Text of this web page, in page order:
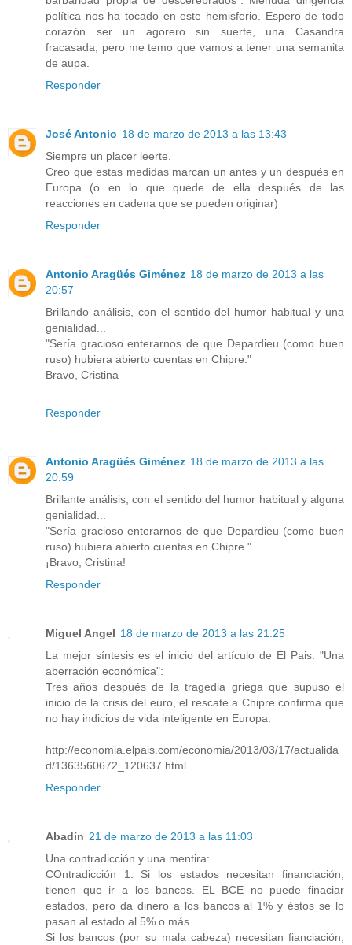
política nos ha tocado en este hemisferio. Espero de todo
corazón ser un agorero sin suerte, una Casandra
fracasada, pero me temo que vamos a tener una semanita
de aupa.
Responder
José Antonio 18 de marzo de 2013 a las 13:43
Siempre un placer leerte.
Creo que estas medidas marcan un antes y un después en
Europa (o en lo que quede de ella después de las
reacciones en cadena que se pueden originar)
Responder
Antonio Aragüés Giménez 18 de marzo de 2013 a las
20:57
Brillando análisis, con el sentido del humor habitual y una
genialidad...
"Sería gracioso enterarnos de que Depardieu (como buen
ruso) hubiera abierto cuentas en Chipre."
Bravo, Cristina
Responder
Antonio Aragüés Giménez 18 de marzo de 2013 a las
20:59
Brillante análisis, con el sentido del humor habitual y alguna
genialidad...
"Sería gracioso enterarnos de que Depardieu (como buen
ruso) hubiera abierto cuentas en Chipre."
¡Bravo, Cristina!
Responder
Miguel Angel 18 de marzo de 2013 a las 21:25
La mejor síntesis es el inicio del artículo de El Pais. "Una
aberración económica":
Tres años después de la tragedia griega que supuso el
inicio de la crisis del euro, el rescate a Chipre confirma que
no hay indicios de vida inteligente en Europa.
http://economia.elpais.com/economia/2013/03/17/actualida
d/1363560672_120637.html
Responder
Abadín 21 de marzo de 2013 a las 11:03
Una contradicción y una mentira:
COntradicción 1. Si los estados necesitan financiación,
tienen que ir a los bancos. EL BCE no puede finaciar
estados, pero da dinero a los bancos al 1% y éstos se lo
pasan al estado al 5% o más.
Si los bancos (por su mala cabeza) necesitan fianciación,